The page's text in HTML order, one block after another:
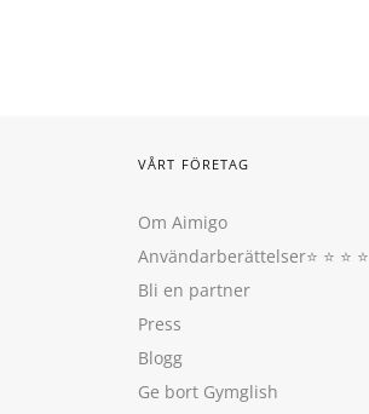
VÅRT FÖRETAG
Om Aimigo
Användarberättelser⭐️ ⭐️ ⭐️ ⭐️
Bli en partner
Press
Blogg
Ge bort Gymglish